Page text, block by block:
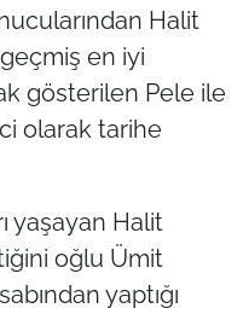
Halit
en iyi
gösterilen Pele ile
olarak tarihe
yaşayan Halit
oğlu Ümit
yaptığı